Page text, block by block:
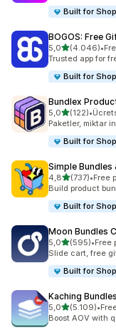
Built for
BOGOS: Free
5,05 yıldız
(4.046)
toplam 4046 •
Trusted app for
Built for
Bundlex
5,05 yıldız
(122)
toplam 122•
Paketler, miktar
Built for
Simple Bundles
4,85 yıldız
(737)
toplam 737•Free
Build product
Built for
Moon Bundles
5,05 yıldız
(595)
toplam 595•Free
Slide cart, free
Built for
Kaching
5,05 yıldız
(5.109)
toplam 5109 •
Boost AOV with